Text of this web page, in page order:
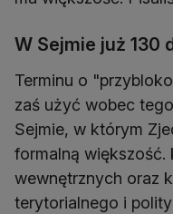
W Sejmie już 130
Terminu o
zaś użyć wobec
Sejmie, w którym
formalną większość.
wewnętrznych oraz
terytorialnego i